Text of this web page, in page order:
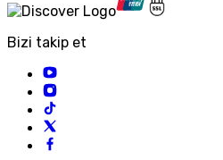
Bizi takip et